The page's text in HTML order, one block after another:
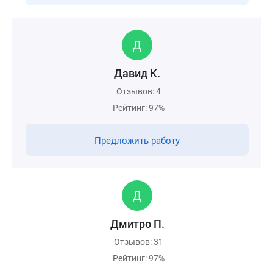
Давид К.
Отзывов: 4
Рейтинг: 97%
Предложить работу
Дмитро П.
Отзывов: 31
Рейтинг: 97%